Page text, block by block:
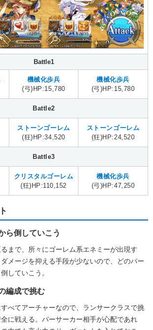
Battle1
機械化歩兵
(弓)HP:15,780
機械化歩兵
(弓)HP:15,780
Battle2
ストーンゴーレム
(狂)HP:34,520
ストーンゴーレム
(狂)HP:24,520
Battle3
クリスタルゴーレム
(狂)HP:110,152
機械化歩兵
(弓)HP:47,250
ら倒していこう
まで、所々にゴーレム系エネミーが出現す
メージを抑える手段が少ないので、どのパー
していこう。
編成で挑む
べてアーチャーなので、ランサークラスで挑
に戦える。バーサーカー相手が心配であれ